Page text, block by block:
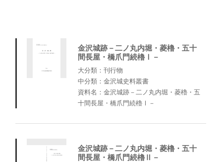
金沢城跡－二ノ丸内堀・菱櫓・五十
間長屋・橋爪門続櫓Ⅰ－
大分類：刊行物
中分類：金沢城史料叢書
資料名：金沢城跡－二ノ丸内堀・菱櫓・五
十間長屋・橋爪門続櫓Ⅰ－
金沢城跡－二ノ丸内堀・菱櫓・五十
間長屋・橋爪門続櫓Ⅱ－